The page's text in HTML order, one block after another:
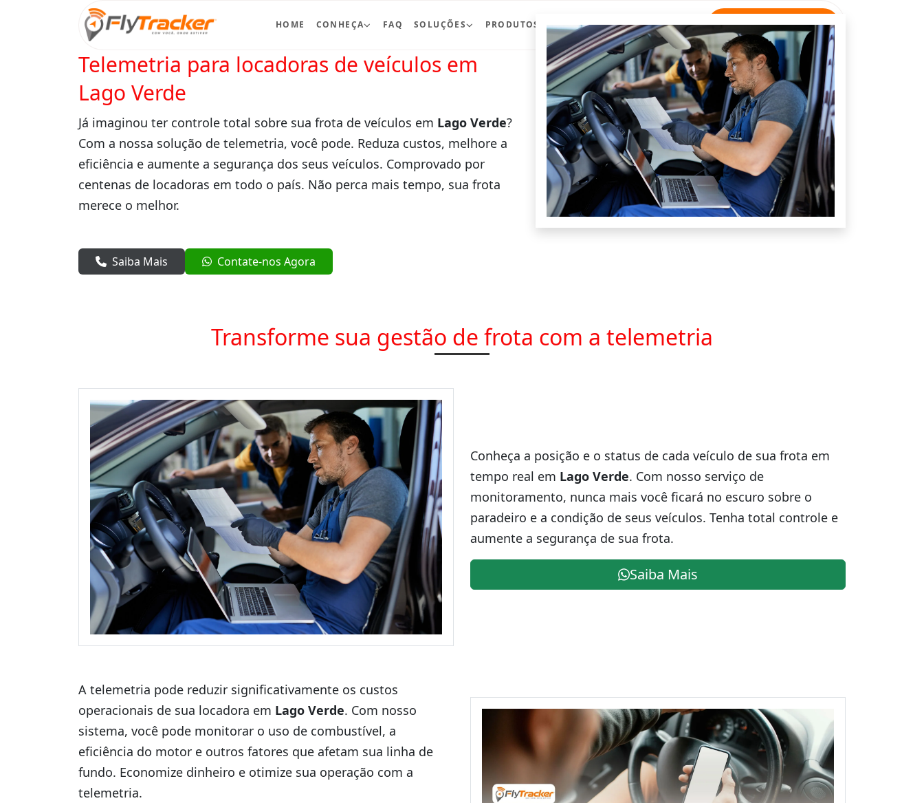
Rastreamento
HOME CONHEÇA FAQ SOLUÇÕES PRODUTOS BLOG CONTATO
Unidade Lago Verde
Telemetria para locadoras de veículos em
Lago Verde
Já imaginou ter controle total sobre sua frota de veículos em Lago Verde?
Com a nossa solução de telemetria, você pode. Reduza custos, melhore a
eficiência e aumente a segurança dos seus veículos. Comprovado por
centenas de locadoras em todo o país. Não perca mais tempo, sua frota
merece o melhor.
Saiba Mais Contate-nos Agora
Transforme sua gestão de frota com a telemetria
Conheça a posição e o status de cada veículo de sua frota em
tempo real em Lago Verde. Com nosso serviço de
monitoramento, nunca mais você ficará no escuro sobre o
paradeiro e a condição de seus veículos. Tenha total controle e
aumente a segurança de sua frota.
Saiba Mais
A telemetria pode reduzir significativamente os custos
operacionais de sua locadora em Lago Verde. Com nosso
sistema, você pode monitorar o uso de combustível, a
eficiência do motor e outros fatores que afetam sua linha de
fundo. Economize dinheiro e otimize sua operação com a
telemetria.